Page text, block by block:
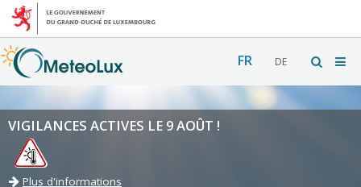
FR DE
VIGILANCES ACTIVES LE 9 AOÛT !
Plus d'informations